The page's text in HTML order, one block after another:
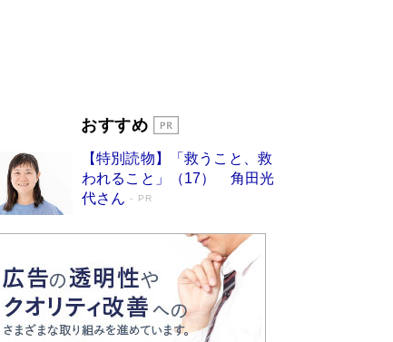
転 上司の“意外な一言”から生まれた「雑談のテ
皇室はなぜ世界から尊敬されているのか？ 「天
皇陛下はお元気でおられるか」がサウジ国王の第
一声になる理由
Book Bang
おすすめ
【特別読物】「救うこと、救
われること」（17） 角田光
代さん
PR